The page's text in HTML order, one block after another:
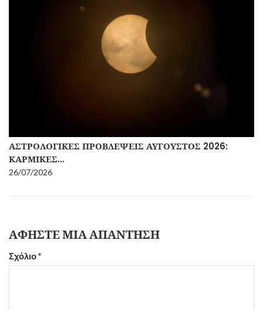
ΑΣΤΡΟΛΟΓΙΚΈΣ ΠΡΟΒΛΈΨΕΙΣ ΑΎΓΟΥΣΤΟΣ 2026:
ΚΑΡΜΙΚΈΣ…
26/07/2026
ΑΦΉΣΤΕ ΜΙΑ ΑΠΆΝΤΗΣΗ
Σχόλιο*